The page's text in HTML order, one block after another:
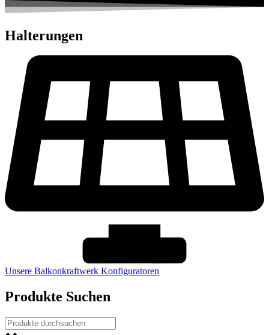
Halterungen
Unsere Balkonkraftwerk Konfiguratoren
Produkte Suchen